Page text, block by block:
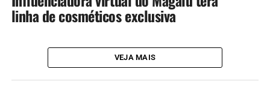
linha de cosméticos exclusiva
VEJA MAIS